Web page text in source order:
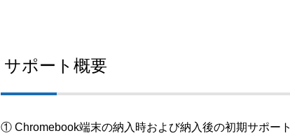
サポート概要
① Chromebook端末の納入時および納入後の初期サポート